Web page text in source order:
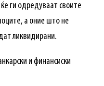
ги одредуваат своите
а оние што не
ликвидирани.
и финансиски